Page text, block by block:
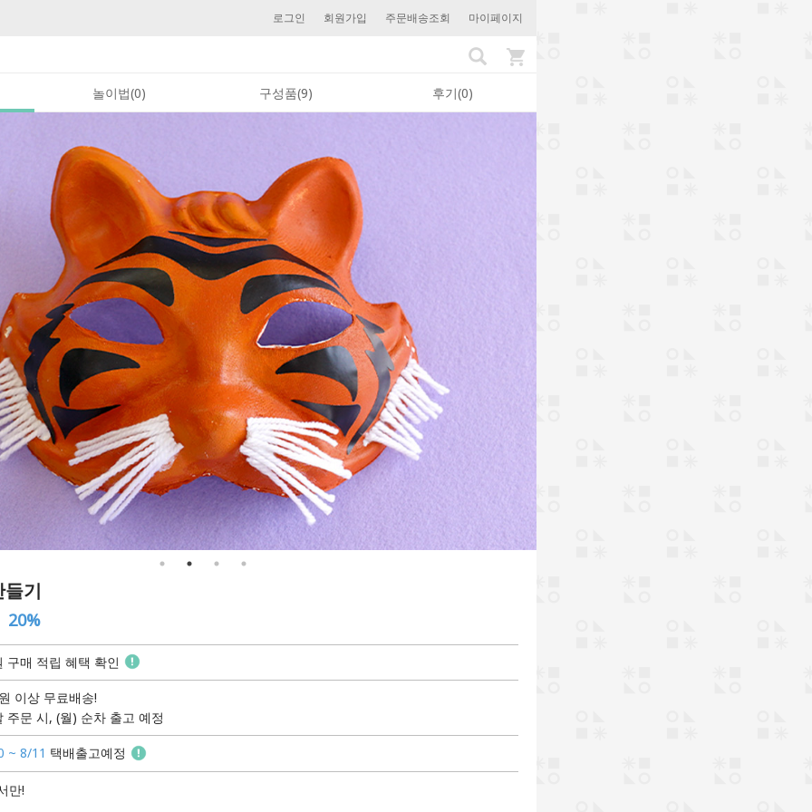
로그인 회원가입 주문배송조회 마이페이지
놀이법(0) 구성품(9) 후기(0)
기
20%
구매 적립 혜택 확인
이상 무료배송!
주문 시, (월) 순차 출고 예정
~ 8/11 택배출고예정
만!